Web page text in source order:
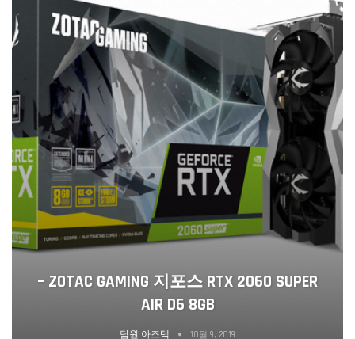
– ZOTAC GAMING 지포스 RTX 2060 SUPER
AIR D6 8GB
담원 아즈텍 10월 9, 2019